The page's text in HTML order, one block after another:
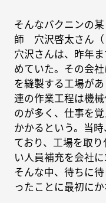
そんなバクニンの
師 穴沢啓太さん（
穴沢さんは、昨年
めていた。その会
を縫製する工場が
連の作業工程は機
のが多く、仕事を
かかるという。当
ており、工場を取
い人員補充を会社に
そんな中、待ちに
ったことに最初にか